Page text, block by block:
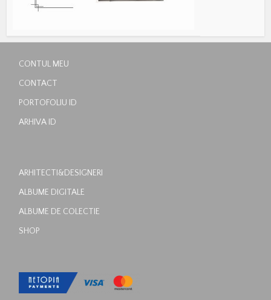
CONTUL MEU
CONTACT
PORTOFOLIU ID
ARHIVA ID
ARHITECTI&DESIGNERI
ALBUME DIGITALE
ALBUME DE COLECTIE
SHOP